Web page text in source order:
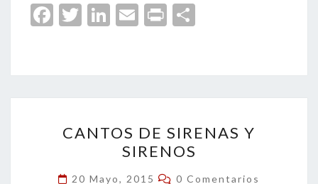
Fa
o
o
k
T
er
Li
dI
n
E
l
Pr
p
ar
tir
DE
SIRENAS
Y
CANTOS DE SIRENAS Y
SIRENOS
20 Mayo, 2015 Comentarios
0 Comentarios